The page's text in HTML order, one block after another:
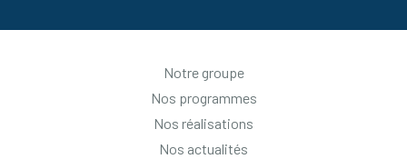
Notre groupe
Nos programmes
Nos réalisations
Nos actualités